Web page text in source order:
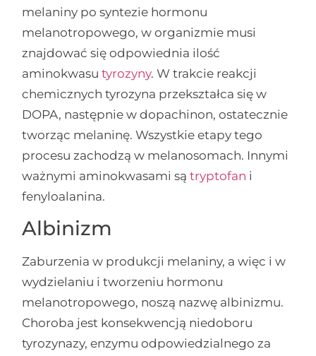
melaniny po syntezie hormonu
melanotropowego, w organizmie musi
znajdować się odpowiednia ilość
aminokwasutyrozyny. W trakcie reakcji
chemicznych tyrozyna przekształca się w
DOPA, następnie w dopachinon, ostatecznie
tworząc melaninę. Wszystkie etapy tego
procesu zachodzą w melanosomach. Innymi
ważnymi aminokwasami sątryptofan i
fenyloalanina.
Albinizm
Zaburzenia w produkcji melaniny, a więc i w
wydzielaniu i tworzeniu hormonu
melanotropowego, noszą nazwę albinizmu.
Choroba jest konsekwencją niedoboru
tyrozynazy, enzymu odpowiedzialnego za